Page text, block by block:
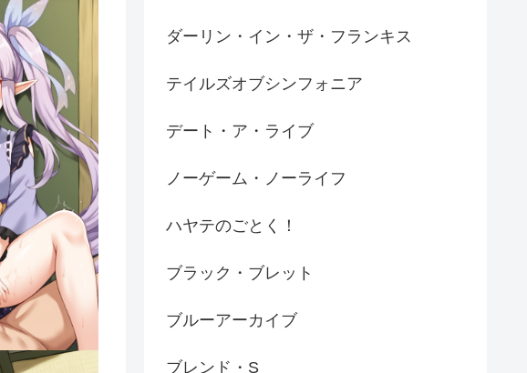
ダーリン・イン・ザ・フランキス
テイルズオブシンフォニア
デート・ア・ライブ
ノーゲーム・ノーライフ
ハヤテのごとく！
ブラック・ブレット
ブルーアーカイブ
ブレンド・S